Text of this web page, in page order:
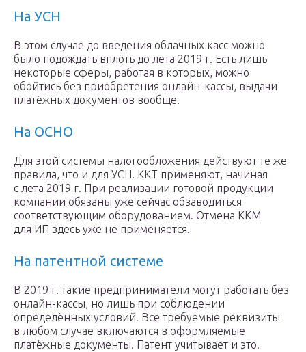
На УСН
В этом случае до введения облачных касс можно
было подождать вплоть до лета 2019 г. Есть лишь
некоторые сферы, работая в которых, можно
обойтись без приобретения онлайн-кассы, выдачи
платёжных документов вообще.
На ОСНО
Для этой системы налогообложения действуют те же
правила, что и для УСН. ККТ применяют, начиная
с лета 2019 г. При реализации готовой продукции
компании обязаны уже сейчас обзаводиться
соответствующим оборудованием. Отмена ККМ
для ИП здесь уже не применяется.
На патентной системе
В 2019 г. такие предприниматели могут работать без
онлайн-кассы, но лишь при соблюдении
определённых условий. Все требуемые реквизиты
в любом случае включаются в оформляемые
платёжные документы. Патент учитывает и это.